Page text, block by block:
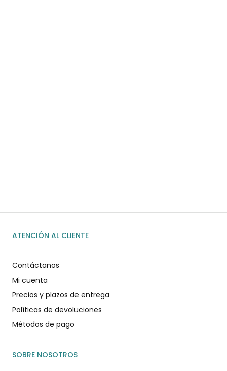
ATENCIÓN AL CLIENTE
Contáctanos
Mi cuenta
Precios y plazos de entrega
Políticas de devoluciones
Métodos de pago
SOBRE NOSOTROS